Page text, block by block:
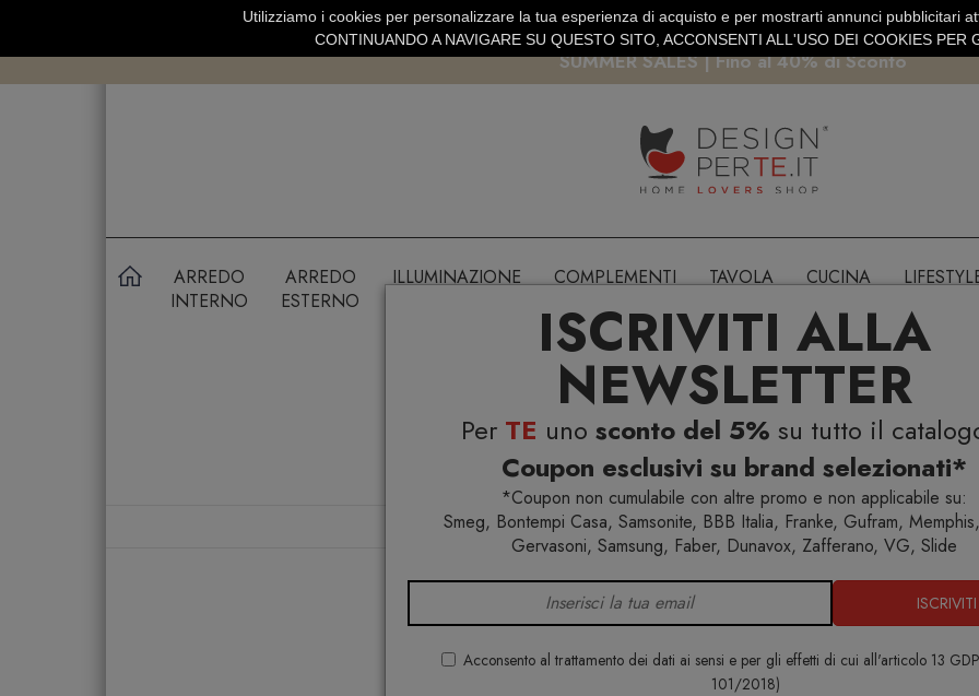
ISCRIVITI ALLA
NEWSLETTER
Per TE uno sconto del 5% su tutto il
Coupon esclusivi su brand selezionati*
*Coupon non cumulabile con altre promo e non applicabile su:
Smeg, Bontempi Casa, Samsonite, BBB Italia, Franke, Gufram,
Gervasoni, Samsung, Faber, Dunavox, Zafferano, VG, Slide
ISCRIVITI
Acconsento al trattamento dei dati ai sensi e per gli effetti di cui all'articolo 13
101/2018)
SPEDIZIONE GRATUITA SOPRA 99 EURO PAGAMENTO SICURO PAYPAL · CARTA DI CREDITO
SUMMER SALES | Fino al 40% di Sconto
ARREDO
INTERNO
ARREDO
ESTERNO
ILLUMINAZIONE COMPLEMENTI TAVOLA CUCINA
Home Arredo interno Tavoli Brass 43 Tavolo
Brass 43
GERVASONI
Utilizziamo i cookies per personalizzare la tua esperienza di acquisto e per mostrarti annunci pubblicitari
CONTINUANDO A NAVIGARE SU QUESTO SITO, ACCONSENTI ALL'USO DEI COOKIES PER